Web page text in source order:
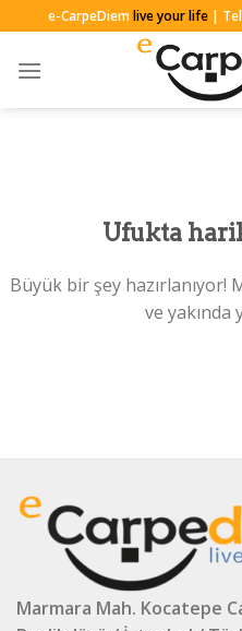
to
content
e-CarpeDiemlive your life| Tel
Ufukta
Büyük bir şey hazırlanıyor!
ve yakında
Marmara Mah. Kocatepe